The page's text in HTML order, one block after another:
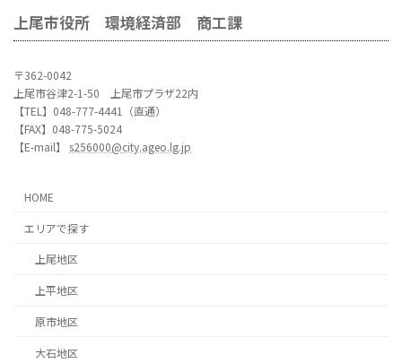
上尾市役所 環境経済部 商工課
〒362-0042
上尾市谷津2-1-50 上尾市プラザ22内
【TEL】048-777-4441（直通）
【FAX】048-775-5024
【E-mail】 s256000@city.ageo.lg.jp
HOME
エリアで探す
上尾地区
上平地区
原市地区
大石地区